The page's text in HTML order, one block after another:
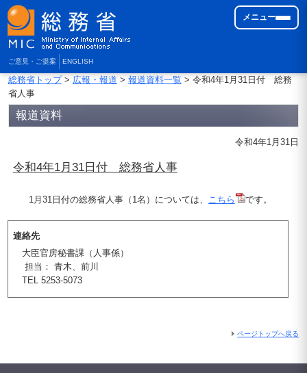
ご意見・ご提案 ENGLISH
メニュー
総務省トップ> 広報・報道 > 報道資料一覧> 令和4年1月31日付 総務
省人事
報道資料
令和4年1月31日
令和4年1月31日付 総務省人事
1月31日付の総務省人事（1名）については、 こちら です。
連絡先
大臣官房秘書課（人事係）
担当： 青木、前川
TEL 5253-5073
ページトップへ戻る